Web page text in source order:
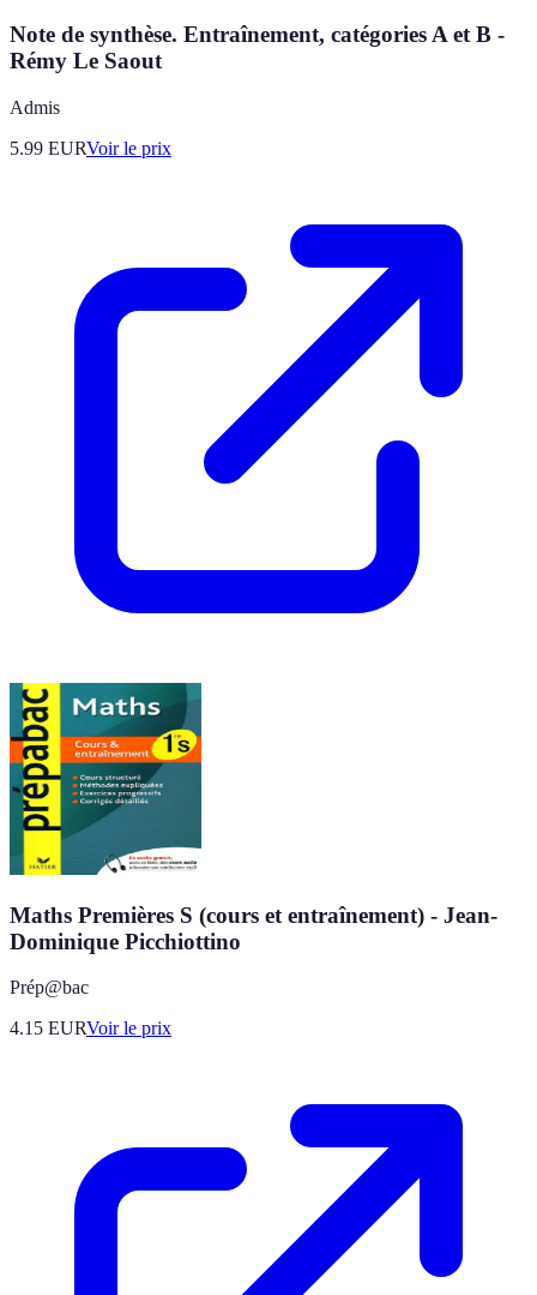
Note de synthèse. Entraînement, catégories A et B -
Rémy Le Saout
Admis
5.99 EURVoir le prix
Maths Premières S (cours et entraînement) - Jean-
Dominique Picchiottino
Prép@bac
4.15 EURVoir le prix